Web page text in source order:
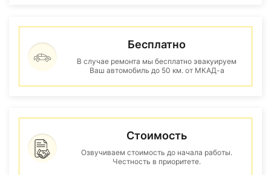
Бесплатно
В случае ремонта мы бесплатно эвакуируем
Ваш автомобиль до 50 км. от МКАД-а
Стоимость
Озвучиваем стоимость до начала работы.
Честность в приоритете.